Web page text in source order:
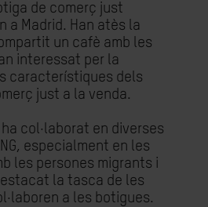
de comerç just
a Madrid. Han atès la
un cafè amb les
interessat per la
característiques dels
just a la venda.
ha col·laborat en diverses
especialment en les
les persones migrants i
la tasca de les
a les botigues.